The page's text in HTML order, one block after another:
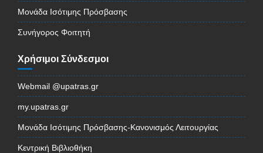
Μονάδα Ισότιμης Πρόσβασης
Συνήγορος Φοιτητή
Χρήσιμοι Σύνδεσμοι
Webmail @upatras.gr
my.upatras.gr
Μονάδα Ισότιμης Πρόσβασης-Κανονισμός Λειτουργίας
Κεντρική Βιβλιοθήκη